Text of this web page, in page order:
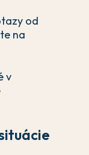
od
na
v